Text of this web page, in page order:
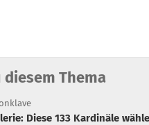
diesem Thema